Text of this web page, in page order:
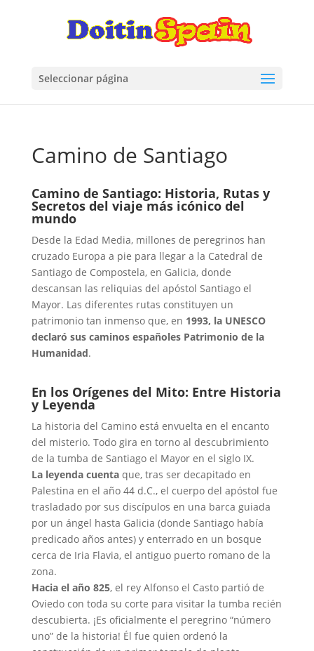
Seleccionar página
Camino de Santiago
Camino de Santiago: Historia, Rutas y
Secretos del viaje más icónico del
mundo
Desde la Edad Media, millones de peregrinos han
cruzado Europa a pie para llegar a la Catedral de
Santiago de Compostela, en Galicia, donde
descansan las reliquias del apóstol Santiago el
Mayor. Las diferentes rutas constituyen un
patrimonio tan inmenso que, en 1993, la UNESCO
declaró sus caminos españoles Patrimonio de la
Humanidad.
En los Orígenes del Mito: Entre Historia
y Leyenda
La historia del Camino está envuelta en el encanto
del misterio. Todo gira en torno al descubrimiento
de la tumba de Santiago el Mayor en el siglo IX.
La leyenda cuentaque, tras ser decapitado en
Palestina en el año 44 d.C., el cuerpo del apóstol fue
trasladado por sus discípulos en una barca guiada
por un ángel hasta Galicia (donde Santiago había
predicado años antes) y enterrado en un bosque
cerca de Iria Flavia, el antiguo puerto romano de la
zona.
Hacia el año 825, el rey Alfonso el Casto partió de
Oviedo con toda su corte para visitar la tumba recién
descubierta. ¡Es oficialmente el peregrino “número
uno” de la historia! Él fue quien ordenó la